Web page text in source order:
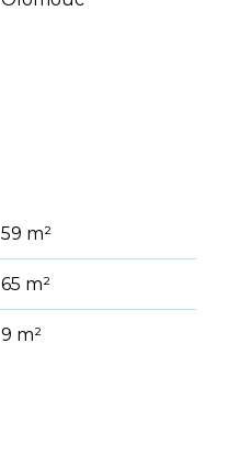
59 m²
65 m²
9 m²